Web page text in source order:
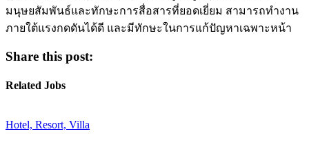
มนุษยสัมพันธ์และทักษะการสื่อสารที่ยอดเยี่ยม สามารถทำงาน
ภายใต้แรงกดดันได้ดี และมีทักษะในการแก้ปัญหาเฉพาะหน้า
Share this post:
Related Jobs
Hotel, Resort, Villa